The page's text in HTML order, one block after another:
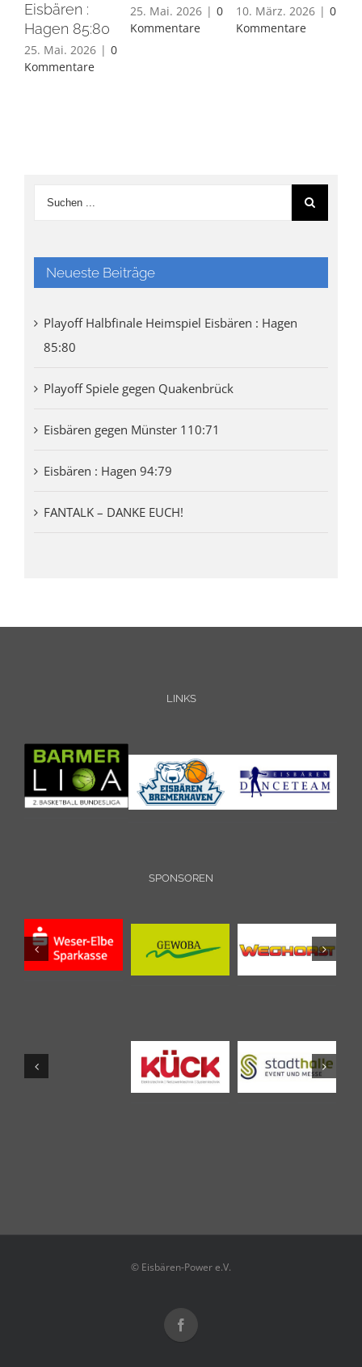
Eisbären :
Hagen 85:80
25. Mai. 2026 | 0
Kommentare
25. Mai. 2026 | 0
Kommentare
10. März. 2026 | 0
Kommentare
Neueste Beiträge
Playoff Halbfinale Heimspiel Eisbären : Hagen
85:80
Playoff Spiele gegen Quakenbrück
Eisbären gegen Münster 110:71
Eisbären : Hagen 94:79
FANTALK – DANKE EUCH!
LINKS
SPONSOREN
© Eisbären-Power e.V.